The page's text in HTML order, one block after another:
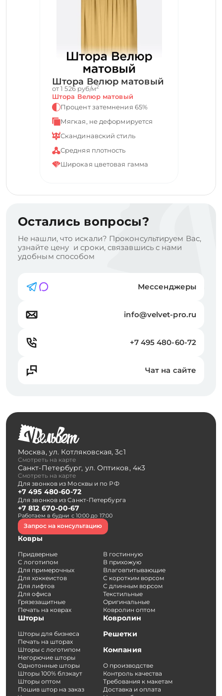
Штора Велюр матовый
от 1 526 руб/м2
Штора Велюр матовый
Процент затемнения 65%
Мягкая, не деформируется
Скандинавский стиль
Средняя плотность
Широкая цветовая гамма
Остались вопросы?
Не нашли, что искали? Проконсультируем Вас,
узнайте цену и сроки, связавшись с нами
удобным способом
Мессенджеры
info@velvet-pro.ru
+7 495 480-60-72
Чат на сайте
Москва, ул. Котляковская, 3с1
Смотреть на карте
Санкт-Петербург, ул. Оптиков, 4к3
Смотреть на карте
Для звонков из Москвы и по РФ
+7 495 480-60-72
Для звонков из Санкт-Петербурга
+7 812 670-00-67
Работаем в будни с 10:00 до 17:00
Запрос на консультацию
Ковры
Придверные
С логотипом
Для примерочных
Для хоккеистов
Для лифтов
Для офиса
Грязезащитные
Печать на коврах
В гостинную
В прихожую
Влаговпитывающие
С коротким ворсом
С длинным ворсом
Текстильные
Оригинальные
Ковролин оптом
Шторы
Шторы для бизнеса
Печать на шторах
Шторы с логотипом
Негорючие шторы
Однотонные шторы
Шторы 100% блэкаут
Шторы оптом
Пошив штор на заказ
Ковролин
Решетки
Компания
О производстве
Контроль качества
Требования к макетам
Доставка и оплата